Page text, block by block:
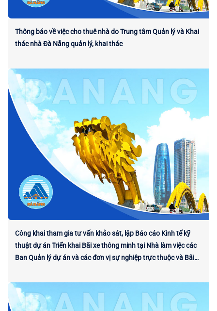
Thông báo về việc cho thuê nhà do Trung tâm Quản lý và Khai
thác nhà Đà Nẵng quản lý, khai thác
Công khai tham gia tư vấn khảo sát, lập Báo cáo Kinh tế kỹ
thuật dự án Triển khai Bãi xe thông minh tại Nhà làm việc các
Ban Quản lý dự án và các đơn vị sự nghiệp trực thuộc và Bãi